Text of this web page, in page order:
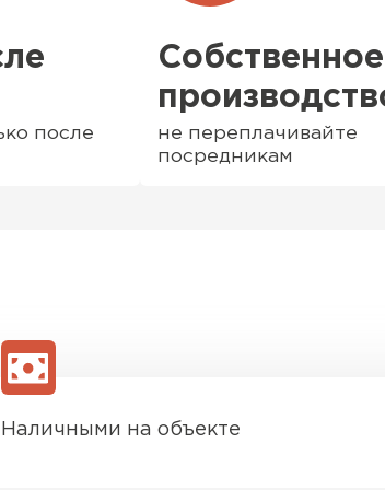
после
Собственное
не переплачивайте
посредникам
Наличными на объекте